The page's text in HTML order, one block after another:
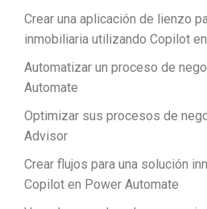
Crear una aplicación de lienzo
inmobiliaria utilizando Copilot
Automatizar un proceso de
Automate
Optimizar sus procesos de
Advisor
Crear flujos para una solución
Copilot en Power Automate